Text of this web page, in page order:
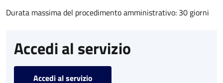
Durata massima del procedimento amministrativo: 30 giorni
Accedi al servizio
Accedi al servizio